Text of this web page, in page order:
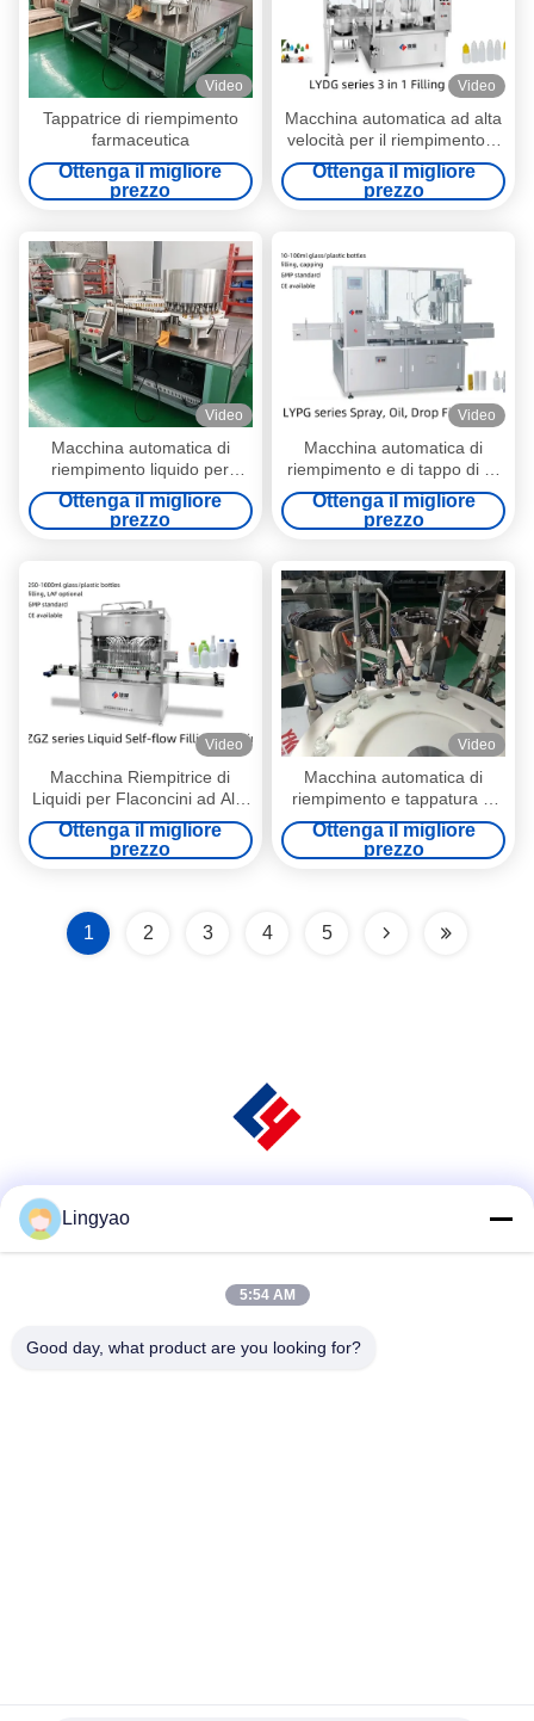
Video
Tappatrice di riempimento
farmaceutica
Ottenga il migliore
prezzo
Video
Macchina automatica ad alta
velocità per il riempimento e
il tappo delle gocce oculari
Automazione oftalmica a
contaminazione zero con
300 BPM)
Ottenga il migliore
prezzo
Video
Macchina automatica di
riempimento liquido per
prodotti farmaceutici (30-500
ml) Precisione servo ad alta
velocità e prevenzione della
Ottenga il migliore
prezzo
Video
Macchina automatica di
riempimento e di tappo di oli
essenziali (10-100 ml)
Dosaggio peristaltico servo
ad alta precisione con
depurazione dell'azoto in più
fasi
Ottenga il migliore
prezzo
Video
Macchina Riempitrice di
Liquidi per Flaconcini ad Alta
Precisione per Anticorpi
Monoclonali
Ottenga il migliore
prezzo
Video
Macchina automatica di
riempimento e tappatura di
liquidi (100-500
ml)Automazione multi-testa
scalabile per preparazioni
Ottenga il migliore
prezzo
1 2 3 4 5
Lingyao
5:54 AM
Good day, what product are you looking for?